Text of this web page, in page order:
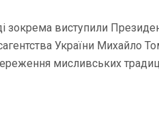
зокрема виступили
України Михайло
мисливських